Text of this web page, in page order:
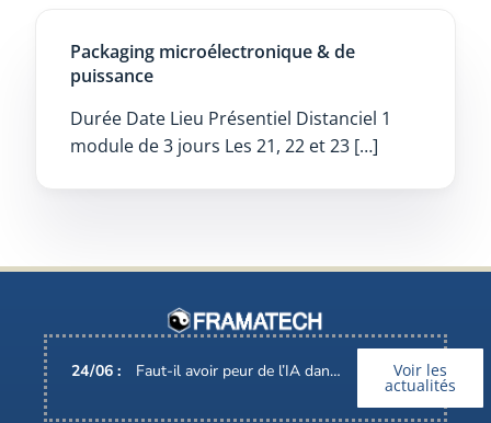
Packaging microélectronique & de
puissance
Durée Date Lieu Présentiel Distanciel 1
module de 3 jours Les 21, 22 et 23 […]
24/06 : Faut-il avoir peur de l’IA dans nos métiers ? Voir les
actualités